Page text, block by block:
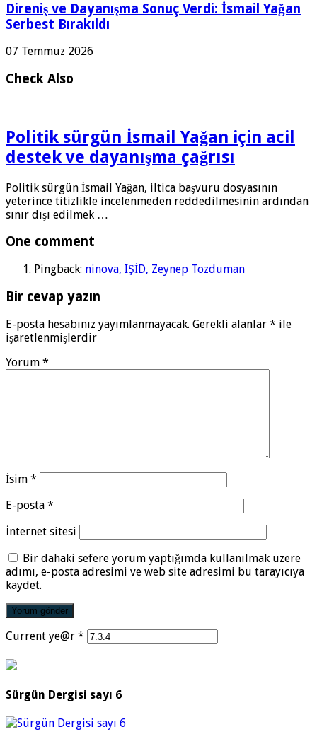
Direniş ve Dayanışma Sonuç Verdi: İsmail Yağan
Serbest Bırakıldı
07 Temmuz 2026
Check Also
Politik sürgün İsmail Yağan için acil
destek ve dayanışma çağrısı
Politik sürgün İsmail Yağan, iltica başvuru dosyasının
yeterince titizlikle incelenmeden reddedilmesinin ardından
sınır dışı edilmek …
One comment
Pingback: ninova, IŞİD, Zeynep Tozduman
Bir cevap yazın
E-posta hesabınız yayımlanmayacak. Gerekli alanlar * ile
işaretlenmişlerdir
Yorum *
İsim *
E-posta *
İnternet sitesi
Bir dahaki sefere yorum yaptığımda kullanılmak üzere
adımı, e-posta adresimi ve web site adresimi bu tarayıcıya
kaydet.
Current ye@r *
Sürgün Dergisi sayı 6